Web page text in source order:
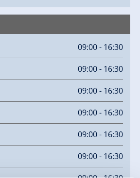
09:00 - 16:30
09:00 - 16:30
09:00 - 16:30
09:00 - 16:30
09:00 - 16:30
09:00 - 16:30